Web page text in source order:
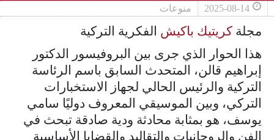
2025-08-14 منوعات
مجلة كريتيك باكيش الفكرية التركية
هذا الحوار الذي جرى بين البروفيسور الدكتور
إبراهيم قالن، المتحدث السابق باسم الرئاسة
التركية والرئيس الحالي لجهاز الاستخبارات
التركي، وبين الموسيقي المعروف دوليًا سامي
يوسف، هو بمثابة محادثة ودية صادقة تبحث في
الفن والروحانيات والتقاليد والقضايا الأساسية